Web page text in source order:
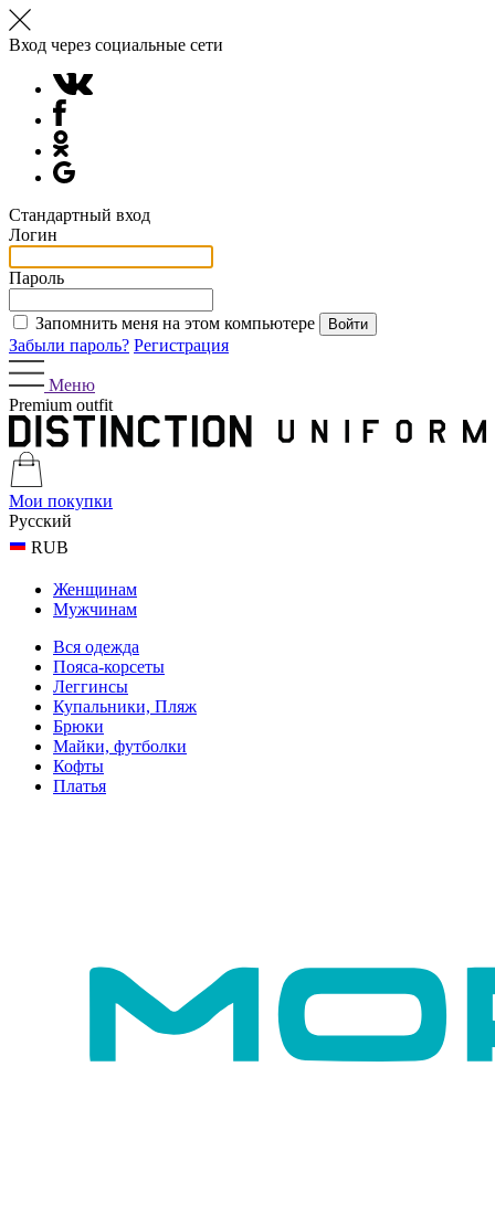
Вход через социальные сети
Стандартный вход
Логин
Пароль
Запомнить меня на этом компьютере
Забыли пароль? Регистрация
Меню
Premium outfit
Мои покупки
Русский
RUB
Женщинам
Мужчинам
Вся одежда
Пояса-корсеты
Леггинсы
Купальники, Пляж
Брюки
Майки, футболки
Кофты
Платья